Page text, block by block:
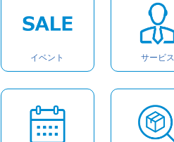
イベント サービス